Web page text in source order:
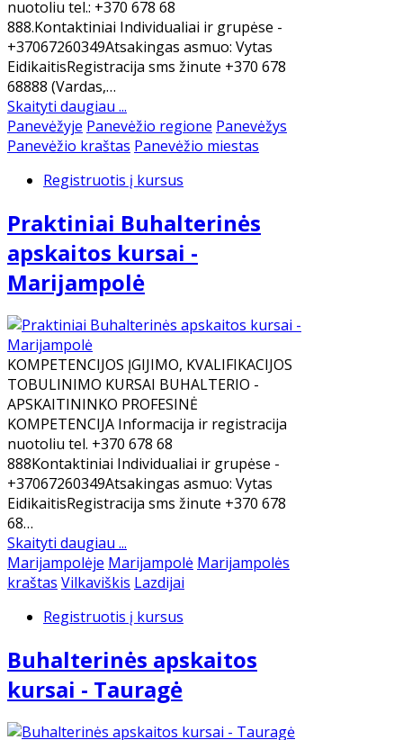
nuotoliu tel.: +370 678 68
888.Kontaktiniai Individualiai ir grupėse -
+37067260349Atsakingas asmuo: Vytas
EidikaitisRegistracija sms žinute +370 678
68888 (Vardas,…
Skaityti daugiau ...
Panevėžyje Panevėžio regione Panevėžys
Panevėžio kraštas Panevėžio miestas
Registruotis į kursus
Praktiniai Buhalterinės
apskaitos kursai -
Marijampolė
KOMPETENCIJOS ĮGIJIMO, KVALIFIKACIJOS
TOBULINIMO KURSAI BUHALTERIO -
APSKAITININKO PROFESINĖ
KOMPETENCIJA Informacija ir registracija
nuotoliu tel. +370 678 68
888Kontaktiniai Individualiai ir grupėse -
+37067260349Atsakingas asmuo: Vytas
EidikaitisRegistracija sms žinute +370 678
68…
Skaityti daugiau ...
Marijampolėje Marijampolė Marijampolės
kraštas Vilkaviškis Lazdijai
Registruotis į kursus
Buhalterinės apskaitos
kursai - Tauragė